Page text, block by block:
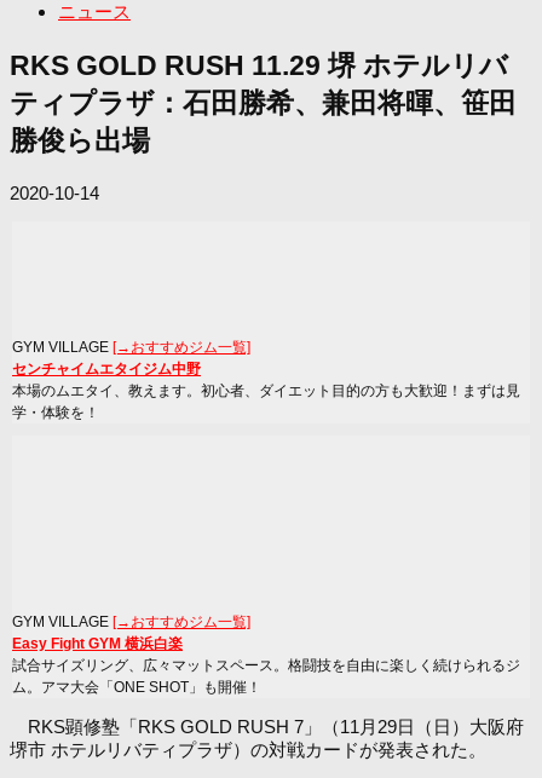
ニュース
RKS GOLD RUSH 11.29 堺 ホテルリバ
ティプラザ：石田勝希、兼田将暉、笹田
勝俊ら出場
2020-10-14
GYM VILLAGE [→おすすめジム一覧]
センチャイムエタイジム中野
本場のムエタイ、教えます。初心者、ダイエット目的の方も大歓迎！まずは見
学・体験を！
GYM VILLAGE [→おすすめジム一覧]
Easy Fight GYM 横浜白楽
試合サイズリング、広々マットスペース。格闘技を自由に楽しく続けられるジ
ム。アマ大会「ONE SHOT」も開催！
RKS顕修塾「RKS GOLD RUSH 7」（11月29日（日）大阪府
堺市 ホテルリバティプラザ）の対戦カードが発表された。